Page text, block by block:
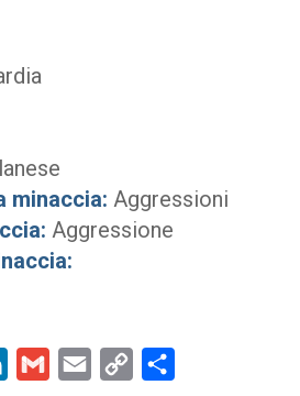
minaccia: Aggressioni
Aggressione
LinkedInGmail Email
Copy